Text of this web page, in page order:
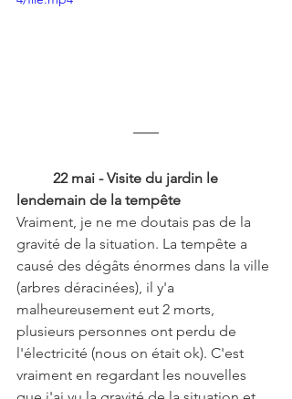
22 mai - Visite du jardin le
lendemain de la tempête
Vraiment, je ne me doutais pas de la
gravité de la situation. La tempête a
causé des dégâts énormes dans la ville
(arbres déracinées), il y'a
malheureusement eut 2 morts,
plusieurs personnes ont perdu de
l'électricité (nous on était ok). C'est
vraiment en regardant les nouvelles